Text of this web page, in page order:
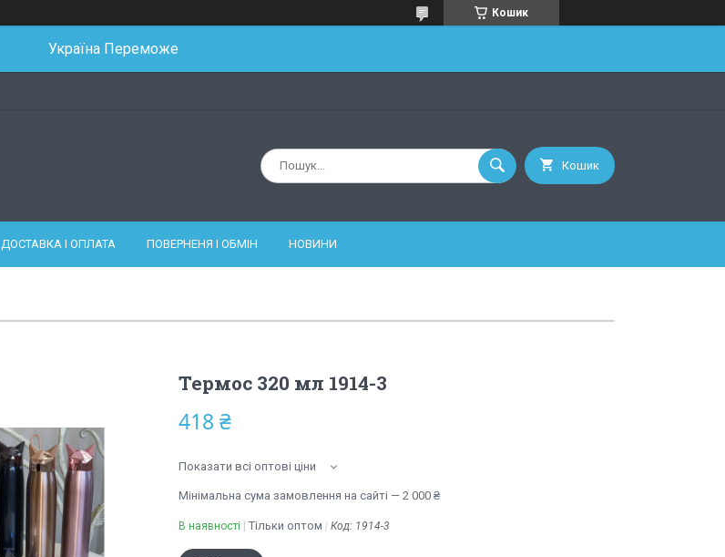
Кошик
Україна Переможе
Кошик
ДОСТАВКА І ОПЛАТА ПОВЕРНЕНЯ І ОБМІН НОВИНИ
Термос 320 мл 1914-3
418 ₴
Показати всі оптові ціни
Мінімальна сума замовлення на сайті — 2 000 ₴
В наявності Тільки оптом Код: 1914-3